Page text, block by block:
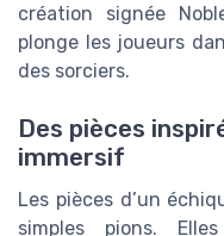
création signée
plonge les joueurs
des sorciers.
Des pièces
immersif
Les pièces d’un
simples pions.